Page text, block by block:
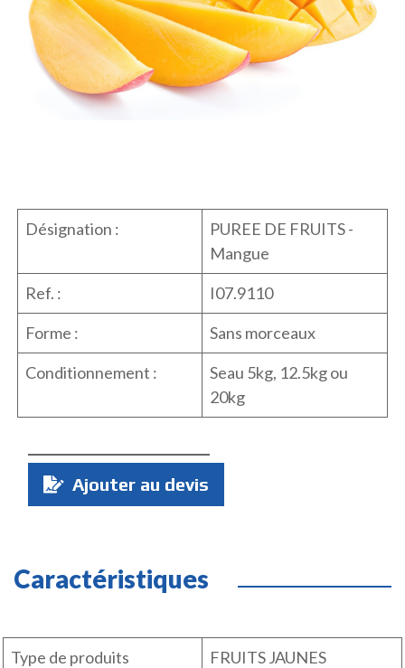
Désignation :
PUREE DE FRUITS -
Mangue
Ref. :
I07.9110
Forme :
Sans morceaux
Conditionnement :
Seau 5kg, 12.5kg ou
20kg
Quantité
Ajouter au devis
Caractéristiques
Type de produits
FRUITS JAUNES